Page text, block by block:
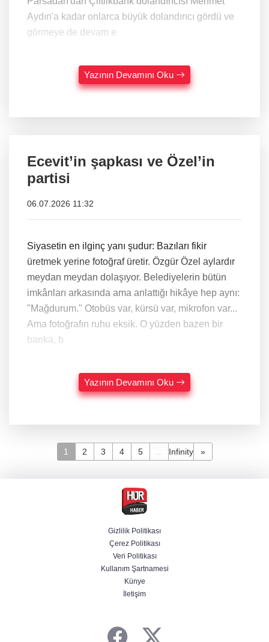
Aydın'a kadar onlarca büyük dolandırıcı gördü ve
görmeye de devam e
Yazının Devamını Oku
Ecevit’in şapkası ve Özel’in
partisi
06.07.2026 11:32
Siyasetin en ilginç yanı şudur: Bazıları fikir
üretmek yerine fotoğraf üretir. Özgür Özel aylardır
meydan meydan dolaşıyor. Belediyelerin bütün
imkânları arkasında ama anlattığı hikâye hep aynı:
"Mağdurum." Otobüs var, kürsü var, mikrofon var...
Ama fotoğrafın ruhu eksik. O yüzden bazen bir
banka, b
Yazının Devamını Oku
1 2 3 4 5 Infinity »
Gizlilik Politikası
Çerez Politikası
Veri Politikası
Kullanım Şartnamesi
Künye
İletişim